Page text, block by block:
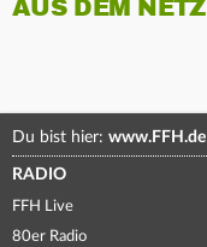
AUS DEM NETZ
Du bist hier: www.FFH.de
RADIO
FFH Live
80er Radio